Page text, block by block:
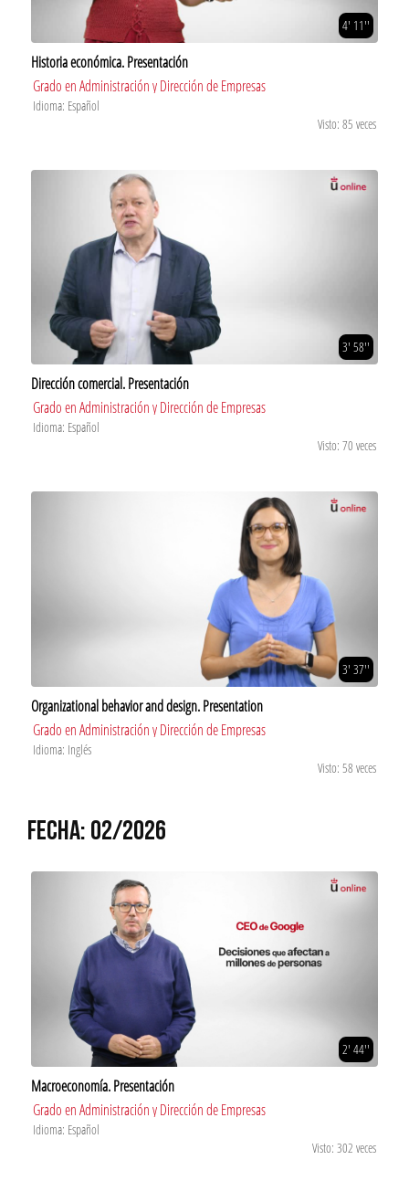
4' 11''
Historia económica. Presentación
Grado en Administración y Dirección de Empresas
Idioma: Español
Visto: 85 veces
3' 58''
Dirección comercial. Presentación
Grado en Administración y Dirección de Empresas
Idioma: Español
Visto: 70 veces
3' 37''
Organizational behavior and design. Presentation
Grado en Administración y Dirección de Empresas
Idioma: Inglés
Visto: 58 veces
FECHA: 02/2026
2' 44''
Macroeconomía. Presentación
Grado en Administración y Dirección de Empresas
Idioma: Español
Visto: 302 veces